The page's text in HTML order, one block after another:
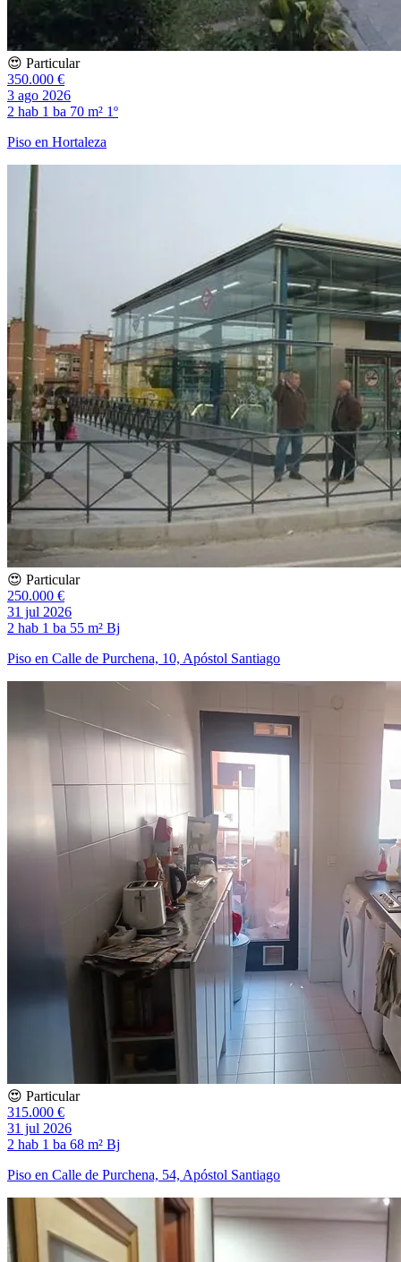
😍 Particular
350.000 €
3 ago 2026
2 hab 1 ba 70 m² 1º
Piso en Hortaleza
😍 Particular
250.000 €
31 jul 2026
2 hab 1 ba 55 m² Bj
Piso en Calle de Purchena, 10, Apóstol Santiago
😍 Particular
315.000 €
31 jul 2026
2 hab 1 ba 68 m² Bj
Piso en Calle de Purchena, 54, Apóstol Santiago